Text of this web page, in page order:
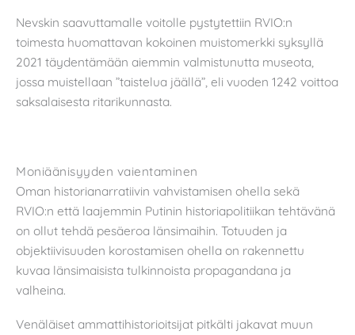
Nevskin saavuttamalle voitolle pystytettiin RVIO:n
toimesta huomattavan kokoinen muistomerkki syksyllä
2021 täydentämään aiemmin valmistunutta museota,
jossa muistellaan ”taistelua jäällä”, eli vuoden 1242 voittoa
saksalaisesta ritarikunnasta.
Moniäänisyyden vaientaminen
Oman historianarratiivin vahvistamisen ohella sekä
RVIO:n että laajemmin Putinin historiapolitiikan tehtävänä
on ollut tehdä pesäeroa länsimaihin. Totuuden ja
objektiivisuuden korostamisen ohella on rakennettu
kuvaa länsimaisista tulkinnoista propagandana ja
valheina.
Venäläiset ammattihistorioitsijat pitkälti jakavat muun